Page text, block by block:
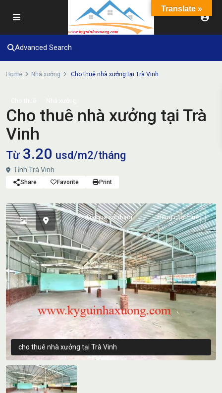
Advanced Search
Home Nhà xưởng Cho thuê nhà xưởng tại Trà Vinh
Cho thuê nhà xưởng tại Trà
Vinh
Từ3.20 usd/m2/tháng
Tỉnh Trà Vinh
Share Favorite Print
Đã qua sử dụng Đang cho thuê
cho thuê nhà xưởng tại Trà Vinh
Translate »